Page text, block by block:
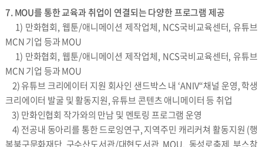
7. MOU를 통한 교육과 취업이 연결되는 다양한 프로그램 제공
1) 만화협회, 웹툰/애니메이션 제작업체, NCS국비교육센터, 유튜브
MCN 기업 등과 MOU
1) 만화협회, 웹툰/애니메이션 제작업체, NCS국비교육센터, 유튜브
MCN 기업 등과 MOU
2) 유튜브 크리에이터 지원 회사인 샌드박스 내 ‘ANIV“채널 운영, 학생
크리에이터 발굴 및 활동지원, 유튜브 콘텐츠 애니메이터 등 취업
3) 만화인협회 작가와의 만남 및 멘토링 프로그램 운영
4) 전공내 동아리를 통한 드로잉연구, 지역주민 캐리커쳐 활동지원 (행
복북구문화재단 구수산도서관/대현도서관 MOU, 동성로축제 부스참